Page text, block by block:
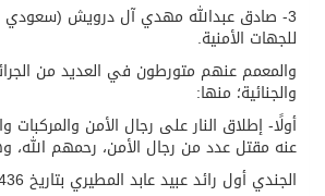
3- صادق عبدالله مهدي آل درويش (سعودي
للجهات الأمنية.
والمعمم عنهم متورطون في العديد من
والجنائية؛ منها:
أولًا- إطلاق النار على رجال الأمن والمركبات
عنه مقتل عدد من رجال الأمن، رحمهم الله،
الجندي أول رائد عبيد عابد المطيري بتاريخ 28/2/1436هـ.